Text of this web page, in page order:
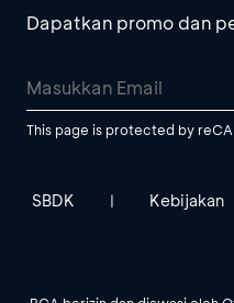
Dapatkan promo dan
This page is protected by
SBDK | Kebijakan